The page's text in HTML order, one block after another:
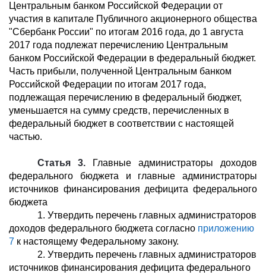
Центральным банком Российской Федерации от
участия в капитале Публичного акционерного общества
"Сбербанк России" по итогам 2016 года, до 1 августа
2017 года подлежат перечислению Центральным
банком Российской Федерации в федеральный бюджет.
Часть прибыли, полученной Центральным банком
Российской Федерации по итогам 2017 года,
подлежащая перечислению в федеральный бюджет,
уменьшается на сумму средств, перечисленных в
федеральный бюджет в соответствии с настоящей
частью.
Статья 3. Главные администраторы доходов
федерального бюджета и главные администраторы
источников финансирования дефицита федерального
бюджета
1. Утвердить перечень главных администраторов
доходов федерального бюджета согласно приложению
7 к настоящему Федеральному закону.
2. Утвердить перечень главных администраторов
источников финансирования дефицита федерального